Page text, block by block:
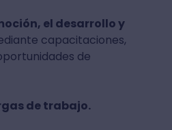
el desarrollo y
capacitaciones,
de
de trabajo.